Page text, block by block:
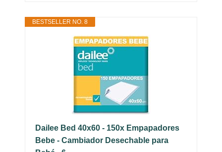
BESTSELLER NO. 8
Dailee Bed 40x60 - 150x Empapadores
Bebe - Cambiador Desechable para